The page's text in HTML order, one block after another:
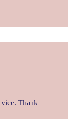
Thank